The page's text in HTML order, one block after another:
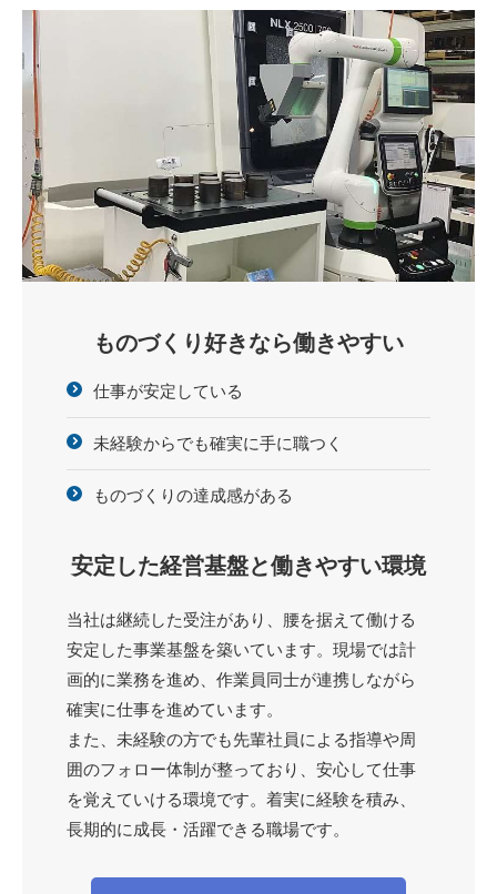
ものづくり好きなら働きやすい
仕事が安定している
未経験からでも確実に手に職つく
ものづくりの達成感がある
安定した経営基盤と働きやすい環境
当社は継続した受注があり、腰を据えて働ける
安定した事業基盤を築いています。現場では計
画的に業務を進め、作業員同士が連携しながら
確実に仕事を進めています。
また、未経験の方でも先輩社員による指導や周
囲のフォロー体制が整っており、安心して仕事
を覚えていける環境です。着実に経験を積み、
長期的に成長・活躍できる職場です。